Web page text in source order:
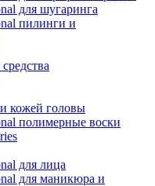
для шугаринга
пилинги и
кожей головы
полимерные воски
для лица
для маникюра и